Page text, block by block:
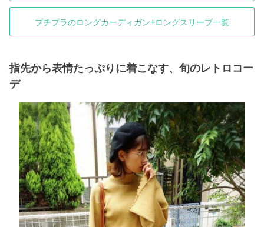
プチプラのロングカーディガン+ロングスリーブ一覧
指先から表情たっぷりに着こなす、旬のレトロコー
デ